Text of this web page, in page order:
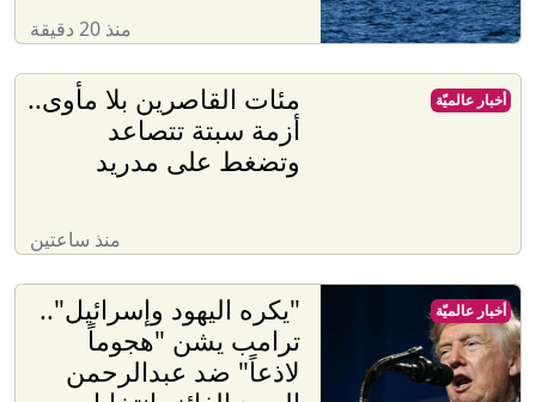
منذ 20 دقيقة
مئات القاصرين بلا مأوى..
أزمة سبتة تتصاعد
وتضغط على مدريد
منذ ساعتين
أخبار عالميّة
"يكره اليهود وإسرائيل"..
ترامب يشن "هجوماً
لاذعاً" ضد عبدالرحمن
أخبار عالميّة